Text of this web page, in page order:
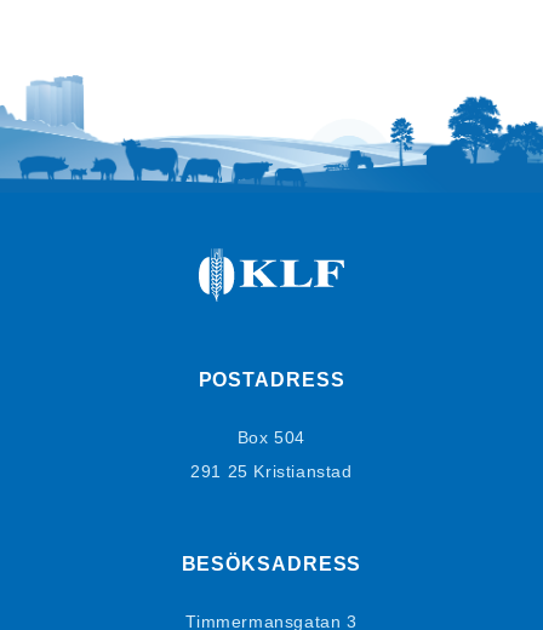
POSTADRESS
Box 504
291 25 Kristianstad
BESÖKSADRESS
Timmermansgatan 3